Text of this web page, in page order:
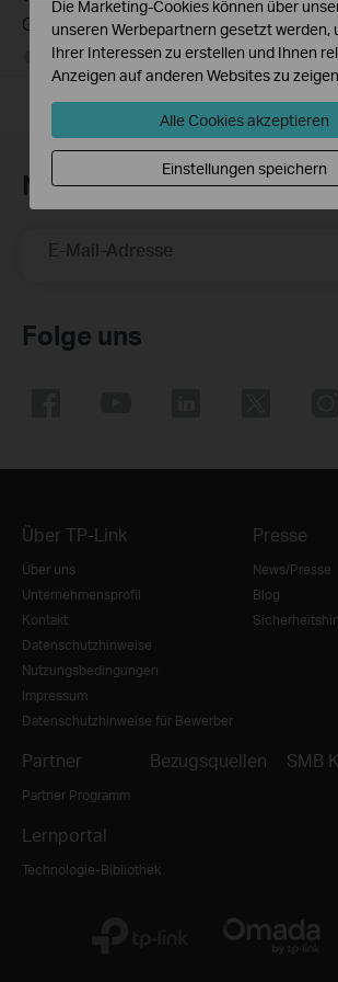
Gerät?
09-26-2016 25765498views
Newsletter abonnieren
E-Mail-Adresse
Folge uns
Über TP-Link
Über uns
Unternehmensprofil
Kontakt
Datenschutzhinweise
Nutzungsbedingungen
Impressum
Datenschutzhinweise für Bewerber
Presse
News/Presse
Blog
Partner
Partner Programm
Bezugsquellen SMB
Lernportal
Technologie-Bibliothek
Die Marketing-Cookies können über
unseren Werbepartnern gesetzt werden,
Ihrer Interessen zu erstellen und Ihnen
Anzeigen auf anderen Websites zu
Alle Cookies akzeptieren
Einstellungen speichern